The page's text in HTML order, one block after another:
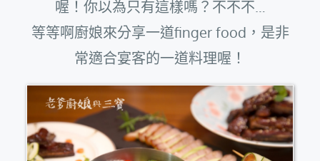
喔！你以為只有這樣嗎？不不不…
等等啊廚娘來分享一道finger food，是非
常適合宴客的一道料理喔！